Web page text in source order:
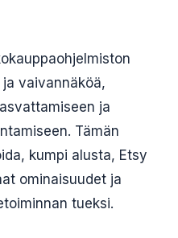
vaivannäköä,
ja
Tämän
kumpi alusta, Etsy
ominaisuudet ja
tueksi.